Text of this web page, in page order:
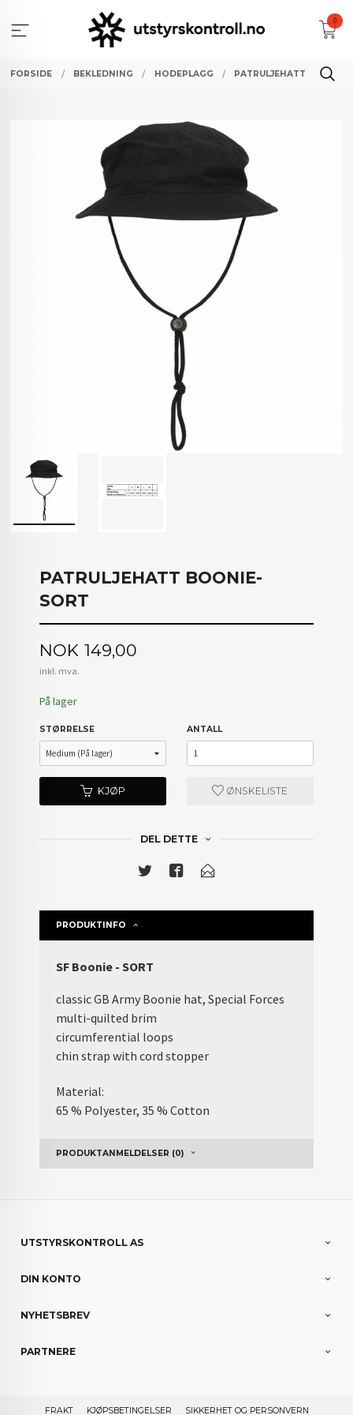
innholdet
0
FORSIDE BEKLEDNING HODEPLAGG PATRULJEHATT
PATRULJEHATT BOONIE-
SORT
Pris
NOK 149,00
inkl. mva.
På lager
STØRRELSE ANTALL
KJØP ØNSKELISTE
DEL DETTE
PRODUKTINFO
SF Boonie - SORT
classic GB Army Boonie hat, Special Forces
multi-quilted brim
circumferential loops
chin strap with cord stopper
Material:
65 % Polyester, 35 % Cotton
PRODUKTANMELDELSER (0)
UTSTYRSKONTROLL AS
DIN KONTO
NYHETSBREV
PARTNERE
FRAKT KJØPSBETINGELSER SIKKERHET OG PERSONVERN